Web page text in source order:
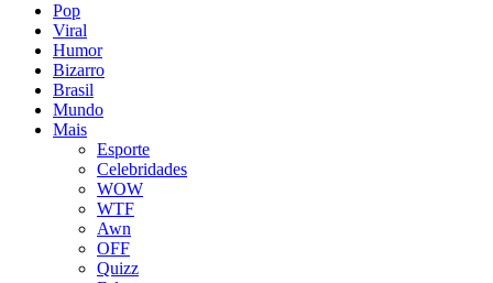
Pop
Viral
Humor
Bizarro
Brasil
Mundo
Mais
Esporte
Celebridades
WOW
WTF
Awn
OFF
Quizz